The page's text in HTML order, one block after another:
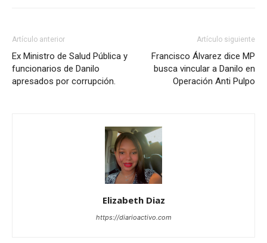
Artículo anterior
Ex Ministro de Salud Pública y
funcionarios de Danilo
apresados por corrupción.
Artículo siguiente
Francisco Álvarez dice MP
busca vincular a Danilo en
Operación Anti Pulpo
Elizabeth Diaz
https://diarioactivo.com